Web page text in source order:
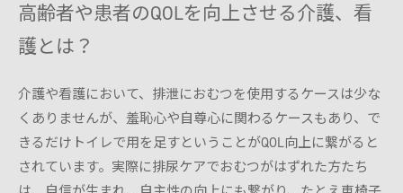
高齢者や患者のQOLを向上させる介護、看
護とは？
介護や看護において、排泄におむつを使用するケースは少な
くありませんが、羞恥心や自尊心に関わるケースもあり、で
きるだけトイレで用を足すということがQOL向上に繋がると
されています。実際に排尿ケアでおむつがはずれた方たち